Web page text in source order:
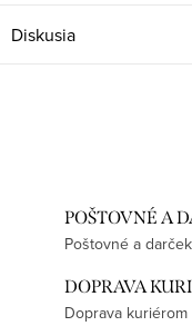
Diskusia
POŠTOVNÉ A
Poštovné a
DOPRAVA
Doprava